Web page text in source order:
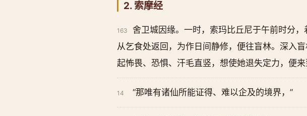
2. 索摩经
163
舍卫城因缘。一时，索玛比丘尼于午前时分
从乞食处返回，为作日间静修，便往盲林。深入
起怖畏、恐惧、汗毛直竖，想使她退失定力，便
14 “那唯有诸仙所能证得、难以企及的境界，”